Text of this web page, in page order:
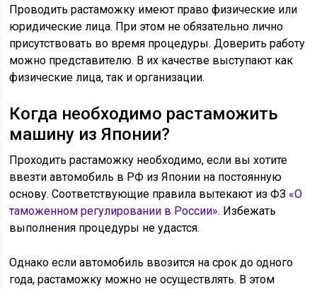
Проводить растаможку имеют право физические или
юридические лица. При этом не обязательно лично
присутствовать во время процедуры. Доверить работу
можно представителю. В их качестве выступают как
физические лица, так и организации.
Когда необходимо растаможить
машину из Японии?
Проходить растаможку необходимо, если вы хотите
ввезти автомобиль в РФ из Японии на постоянную
основу. Соответствующие правила вытекают из ФЗ «О
таможенном регулировании в России». Избежать
выполнения процедуры не удастся.
Однако если автомобиль ввозится на срок до одного
года, растаможку можно не осуществлять. В этом